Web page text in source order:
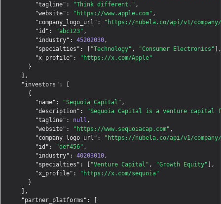
"tagline" : "Think different." ,
"website" : "https://www.apple.com" ,
"company_logo_url" :
"https://nubela.co/api/v1/company/
"id" : "abc123" ,
"industry" : 45202030 ,
"specialties" : [ "Technology" , "Consumer Electronics" ],
"x_profile" :
"https://x.com/Apple"
    }
  ],
"investors" : [
    {
"name" : "Sequoia Capital" ,
"description" :
"Sequoia Capital is a venture capital
"tagline" : null ,
"website" : "https://www.sequoiacap.com" ,
"company_logo_url" :
"https://nubela.co/api/v1/company/
"id" : "def456" ,
"industry" : 40203010 ,
"specialties" : [ "Venture Capital" , "Growth Equity" ],
"x_profile" :
"https://x.com/sequoia"
    }
  ],
"partner_platforms" : [